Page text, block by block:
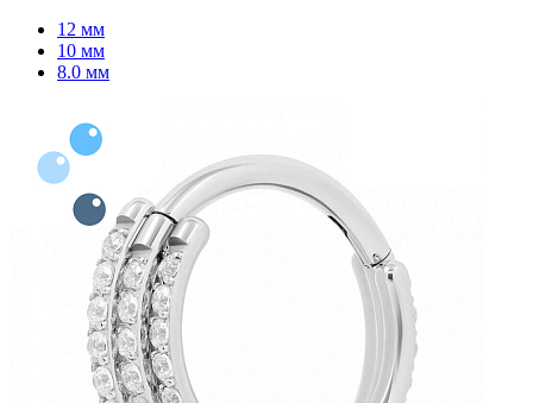
12 мм
10 мм
8.0 мм